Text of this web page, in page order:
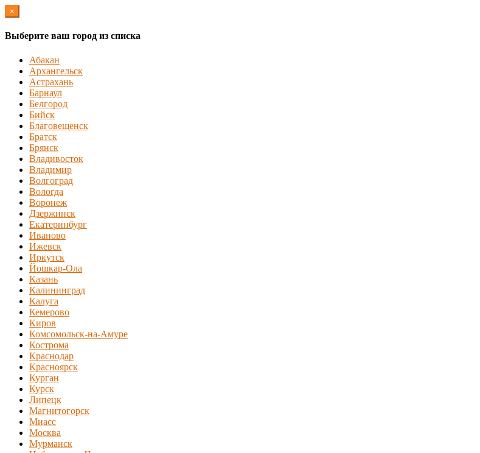
×
Выберите ваш город из списка
Абакан
Архангельск
Астрахань
Барнаул
Белгород
Бийск
Благовещенск
Братск
Брянск
Владивосток
Владимир
Волгоград
Вологда
Воронеж
Дзержинск
Екатеринбург
Иваново
Ижевск
Иркутск
Йошкар-Ола
Казань
Калининград
Калуга
Кемерово
Киров
Комсомольск-на-Амуре
Кострома
Краснодар
Красноярск
Курган
Курск
Липецк
Магнитогорск
Миасс
Москва
Мурманск